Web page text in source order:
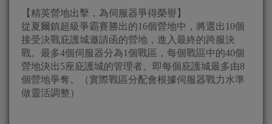
【精英營地出擊，為伺服器爭得榮譽】
從夏爾鎮超級爭霸賽勝出的16個營地中，將選出10個
接受決戰庇護城邀請函的營地，進入最終的跨服決
戰。最多4個伺服器分為1個戰區，每個戰區中的40個
營地決出5座庇護城的管理者。即每個庇護城最多由8
個營地爭奪。（實際戰區分配會根據伺服器戰力水準
做靈活調整）